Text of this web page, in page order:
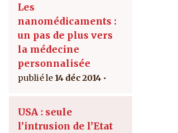
Les
nanomédicaments :
un pas de plus vers
la médecine
personnalisée
14 déc 2014
USA : seule
l’intrusion de l’Etat